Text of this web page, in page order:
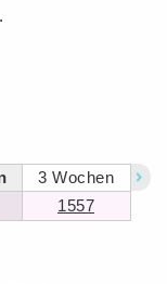
3 Wochen
1557